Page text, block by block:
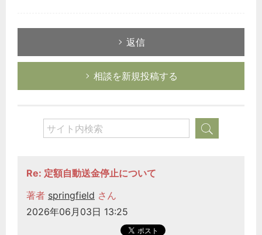
返信
相談を新規投稿する
Re: 定額自動送金停止について
著者 springfield さん
2026年06月03日 13:25